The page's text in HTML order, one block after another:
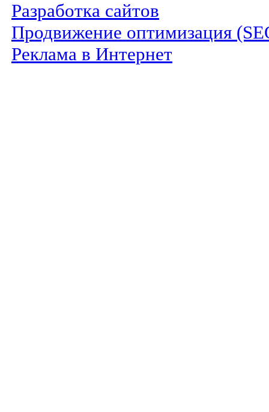
Разработка сайтов
Продвижение оптимизация
Реклама в Интернет